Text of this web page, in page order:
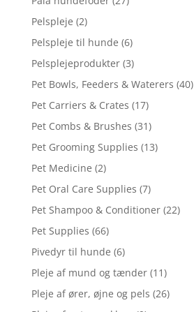
Pelspleje (2)
Pelspleje til hunde (6)
Pelsplejeprodukter (3)
Pet Bowls, Feeders & Waterers (40)
Pet Carriers & Crates (17)
Pet Combs & Brushes (31)
Pet Grooming Supplies (13)
Pet Medicine (2)
Pet Oral Care Supplies (7)
Pet Shampoo & Conditioner (22)
Pet Supplies (66)
Pivedyr til hunde (6)
Pleje af mund og tænder (11)
Pleje af ører, øjne og pels (26)